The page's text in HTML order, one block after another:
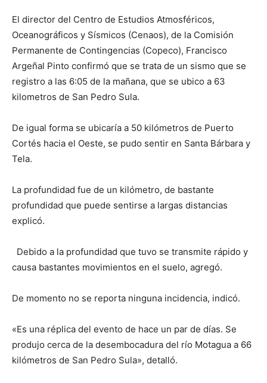
El director del Centro de Estudios Atmosféricos,
Oceanográficos y Sísmicos (Cenaos), de la Comisión
Permanente de Contingencias (Copeco), Francisco
Argeñal Pinto confirmó que se trata de un sismo que se
registro a las 6:05 de la mañana, que se ubico a 63
kilometros de San Pedro Sula.
De igual forma se ubicaría a 50 kilómetros de Puerto
Cortés hacia el Oeste, se pudo sentir en Santa Bárbara y
Tela.
La profundidad fue de un kilómetro, de bastante
profundidad que puede sentirse a largas distancias
explicó.
Debido a la profundidad que tuvo se transmite rápido y
causa bastantes movimientos en el suelo, agregó.
De momento no se reporta ninguna incidencia, indicó.
«Es una réplica del evento de hace un par de días. Se
produjo cerca de la desembocadura del río Motagua a 66
kilómetros de San Pedro Sula», detalló.